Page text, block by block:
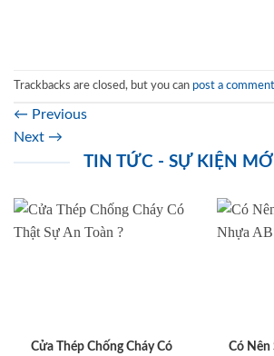
Trackbacks are closed, but you can post a comment
← Previous
Next →
TIN TỨC - SỰ KIỆN
Cửa Thép Chống Cháy Có
Có Nên